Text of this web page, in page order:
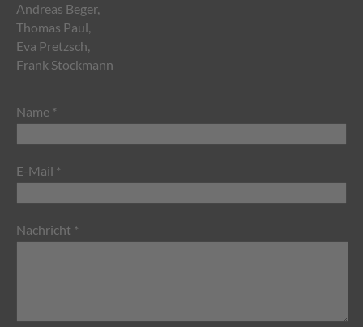
Andreas Beger,
Thomas Paul,
Eva Pretzsch,
Frank Stockmann
Name *
E-Mail *
Nachricht *